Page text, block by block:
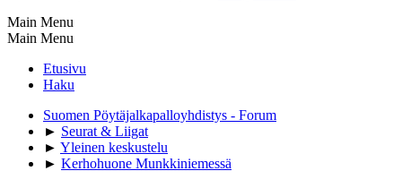
Main Menu
Main Menu
Etusivu
Haku
Suomen Pöytäjalkapalloyhdistys - Forum
► Seurat & Liigat
► Yleinen keskustelu
► Kerhohuone Munkkiniemessä